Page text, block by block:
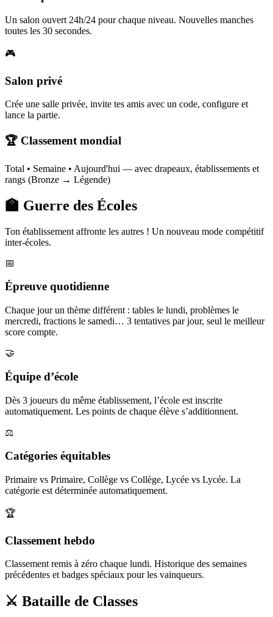
Un salon ouvert 24h/24 pour chaque niveau. Nouvelles manches
toutes les 30 secondes.
🎮
Salon privé
Crée une salle privée, invite tes amis avec un code, configure et
lance la partie.
🏆 Classement mondial
Total • Semaine • Aujourd'hui — avec drapeaux, établissements et
rangs (Bronze → Légende)
🏫 Guerre des Écoles
Ton établissement affronte les autres ! Un nouveau mode compétitif
inter-écoles.
📅
Épreuve quotidienne
Chaque jour un thème différent : tables le lundi, problèmes le
mercredi, fractions le samedi… 3 tentatives par jour, seul le meilleur
score compte.
🤝
Équipe d’école
Dès 3 joueurs du même établissement, l’école est inscrite
automatiquement. Les points de chaque élève s’additionnent.
⚖️
Catégories équitables
Primaire vs Primaire, Collège vs Collège, Lycée vs Lycée. La
catégorie est déterminée automatiquement.
🏆
Classement hebdo
Classement remis à zéro chaque lundi. Historique des semaines
précédentes et badges spéciaux pour les vainqueurs.
⚔️ Bataille de Classes